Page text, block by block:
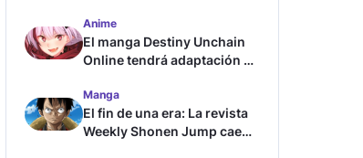
Anime
El manga Destiny Unchain
Online tendrá adaptación al
Manga
El fin de una era: La revista
Weekly Shonen Jump cae